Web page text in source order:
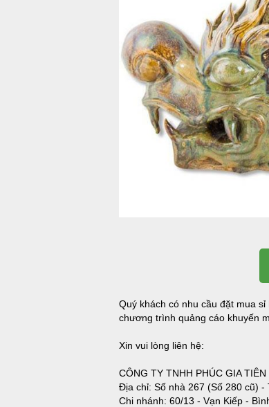
Quý khách có nhu cầu đặt mua
chương trình quảng cáo khuyến
Xin vui lòng liên hệ:
CÔNG TY TNHH PHÚC GIA TIÊN
Địa chỉ: Số nhà 267 (Số 280 cũ) -
Chi nhánh: 60/13 - Vạn Kiếp -